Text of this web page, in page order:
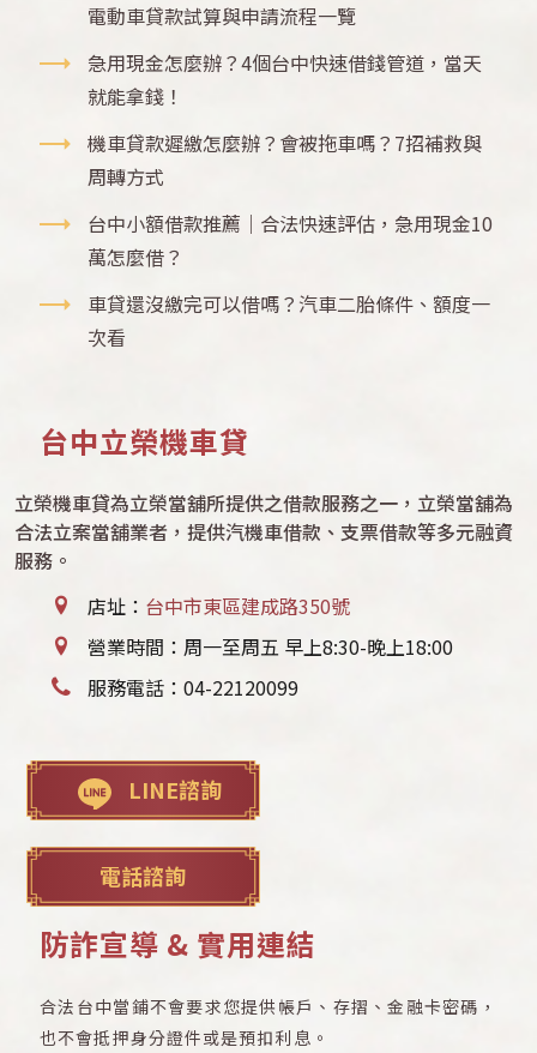
電動車貸款試算與申請流程一覽
急用現金怎麼辦？4個台中快速借錢管道，當天
就能拿錢！
機車貸款遲繳怎麼辦？會被拖車嗎？7招補救與
周轉方式
台中小額借款推薦｜合法快速評估，急用現金10
萬怎麼借？
車貸還沒繳完可以借嗎？汽車二胎條件、額度一
次看
台中立榮機車貸
立榮機車貸為立榮當舖所提供之借款服務之一，立榮當舖為
合法立案當舖業者，提供汽機車借款、支票借款等多元融資
服務。
店址： 台中市東區建成路350號
營業時間：周一至周五 早上8:30-晚上18:00
服務電話：04-22120099
LINE諮詢
電話諮詢
防詐宣導 & 實用連結
合法台中當鋪不會要求您提供帳戶、存摺、金融卡密碼，
也不會抵押身分證件或是預扣利息。